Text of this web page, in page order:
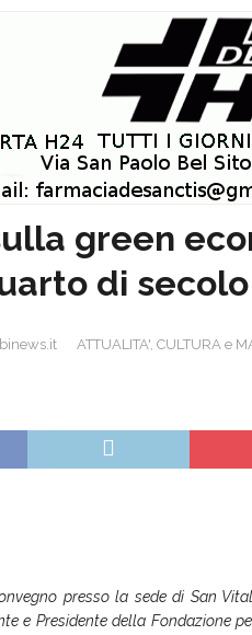
green
di
binews.it ATTUALITA', CULTURA e
presso la sede di San
e Presidente della Fondazione